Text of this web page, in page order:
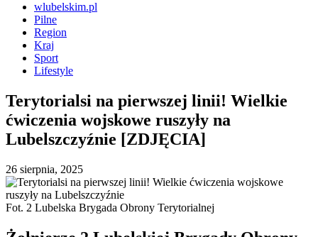
wlubelskim.pl
Pilne
Region
Kraj
Sport
Lifestyle
Terytorialsi na pierwszej linii! Wielkie
ćwiczenia wojskowe ruszyły na
Lubelszczyźnie [ZDJĘCIA]
26 sierpnia, 2025
Fot. 2 Lubelska Brygada Obrony Terytorialnej